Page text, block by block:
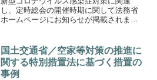
し、定時総会の開催時期に関して法務省
ホームページにお知らせが掲載されまし
何か月以内に開催と定めている場合で
も、天災等で開催できない場合...
国土交通省／空家等対策の推進に
関する特別措置法に基づく措置の
事例